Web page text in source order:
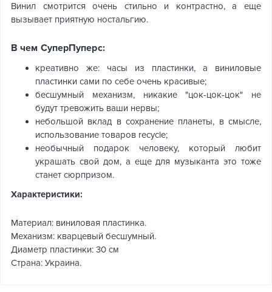
Винил смотрится очень стильно и контрастно, а еще
вызывает приятную ностальгию.
В чем СуперПуперс:
креативно же: часы из пластинки, а виниловые
пластинки сами по себе очень красивые;
бесшумный механизм, никакие "цок-цок-цок" не
будут тревожить ваши нервы;
небольшой вклад в сохранение планеты, в смысле,
использование товаров recycle;
необычный подарок человеку, который любит
украшать свой дом, а еще для музыканта это тоже
станет сюрпризом.
Характеристики:
Материал: виниловая пластинка.
Механизм: кварцевый бесшумный.
Диаметр пластинки: 30 см
Страна: Украина.